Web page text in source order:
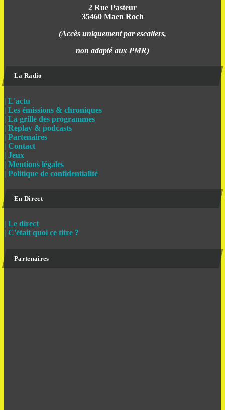
2 Rue Pasteur
35460 Maen Roch
(Accès uniquement par escaliers,
non adapté aux PMR)
La Radio
| L'actu
| Les émissions & chroniques
| La grille des programmes
| Replay & podcasts
| Partenaires
| Contact
| Jeux
| Mentions légales
| Politique de confidentialité
En Direct
| Le direct
| C'était quoi ce titre ?
Partenaires